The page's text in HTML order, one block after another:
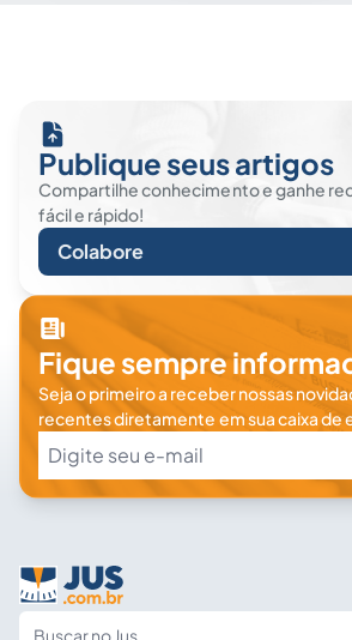
Publique seus artigos
Compartilhe conhecimento e ganhe
fácil e rápido!
Colabore
Fique sempre
Seja o primeiro a receber nossas
recentes diretamente em sua caixa de